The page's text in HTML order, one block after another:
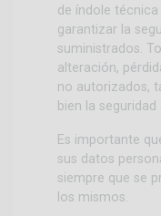
de índole
garantizar la
suministrados.
alteración,
no autorizados,
bien la
Es importante
sus datos
siempre que se
los mismos.